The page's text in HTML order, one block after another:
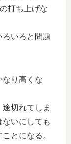
打ち上げな
いろと問題
なり高くな
切れてしま
ないにしても
とになる。